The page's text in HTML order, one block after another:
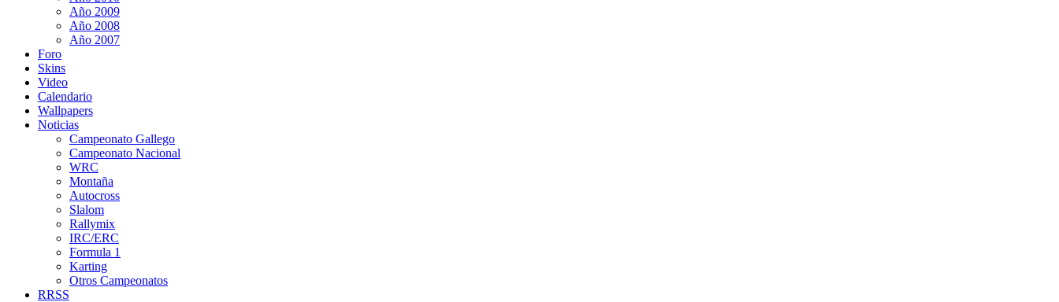
Año 2009
Año 2008
Año 2007
Foro
Skins
Video
Calendario
Wallpapers
Noticias
Campeonato Gallego
Campeonato Nacional
WRC
Montaña
Autocross
Slalom
Rallymix
IRC/ERC
Formula 1
Karting
Otros Campeonatos
RRSS